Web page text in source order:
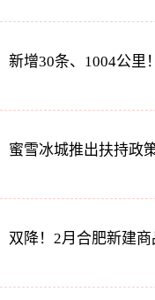
新增30条、1004公里
蜜雪冰城推出扶持政
双降！2月合肥新建